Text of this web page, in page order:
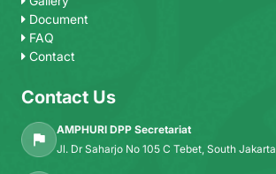
Document
FAQ
Contact
Contact Us
AMPHURI DPP Secretariat
Jl. Dr Saharjo No 105 C Tebet, South Jakarta